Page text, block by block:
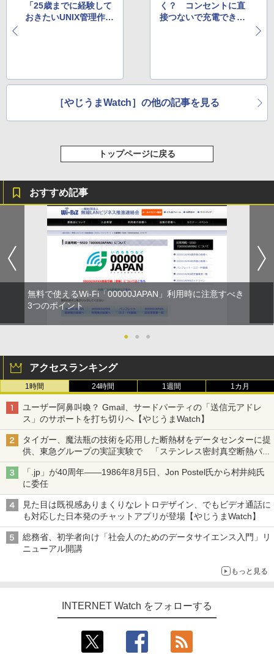
「25歳までに経験して
おきたいUNIX管理作業
く？ コンセントに直
接つないで充電できるi
［やじうまWatch］の他の記事を見る
トップページに戻る
おすすめ記事
無料で使えるWi-Fi「00000JAPAN」利用時に注意すべき
3つのポイント
● ● ●
アクセスランキング
1時間 24時間 1週間 1カ月
ユーザー阿鼻叫喚？ Gmail、サードパーティの「送信元アドレ
ス」のサポートを打ち切りへ【やじうまWatch】
タイガー、魔法瓶の技術を応用した断熱材をデータセンターに提
供、東急グループの実証実験で 「ステンレス密封真空断熱パネ
ル TIVIP」
「.jp」が40周年――1986年8月5日、Jon Postel氏から村井純氏
に委任
見た目は既視感ありまくりなレトロデザイン、でもビデオ通話に
も対応した日本発のチャットアプリが登場【やじうまWatch】
総務省、初学者向け「社会人のためのデータサイエンス入門」リ
ニューアル開講
もっと見る
INTERNET Watch をフォローする